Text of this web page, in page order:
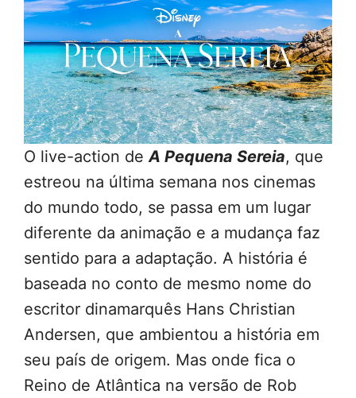
O live-action deA Pequena Sereia, que
estreou na última semana nos cinemas
do mundo todo, se passa em um lugar
diferente da animação e a mudança faz
sentido para a adaptação. A história é
baseada no conto de mesmo nome do
escritor dinamarquês Hans Christian
Andersen, que ambientou a história em
seu país de origem. Mas onde fica o
Reino de Atlântica na versão de Rob